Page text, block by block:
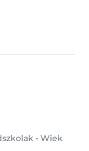
• Wiek